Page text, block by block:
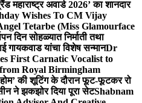
महाराष्ट्र अवार्ड 2026’ का शानदार
Wishes To CM Vijay
Tetarbe (Miss Glamourface
दिन सोहळ्यात निर्माती तथा
गायकवाड यांचा विशेष सन्मानDr
First Carnatic Vocalist to
Royal Birmingham
की शूटिंग के दौरान फूट-फूटकर रो
सीन ने झकझोर दिया पूरा सेटShabnam